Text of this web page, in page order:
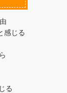
感じる
る